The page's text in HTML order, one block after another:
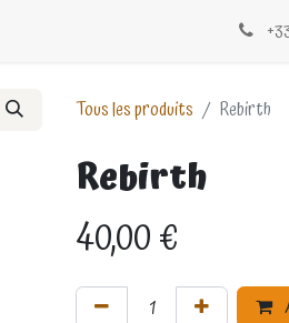
Tous les produits Rebirth
Rebirth
40,00€